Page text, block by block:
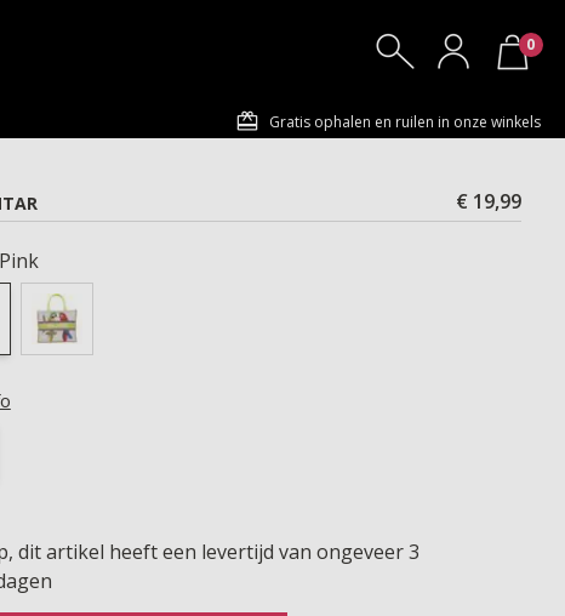
0
Gratis ophalen en ruilen in onze winkels
€ 19,99
Pink
dit artikel heeft een levertijd van ongeveer 3